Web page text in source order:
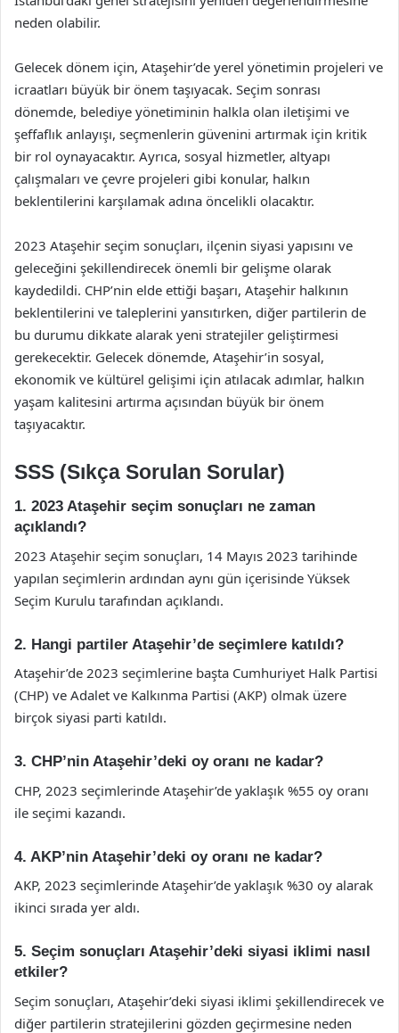
neden olabilir.
Gelecek dönem için, Ataşehir’de yerel yönetimin projeleri ve
icraatları büyük bir önem taşıyacak. Seçim sonrası
dönemde, belediye yönetiminin halkla olan iletişimi ve
şeffaflık anlayışı, seçmenlerin güvenini artırmak için kritik
bir rol oynayacaktır. Ayrıca, sosyal hizmetler, altyapı
çalışmaları ve çevre projeleri gibi konular, halkın
beklentilerini karşılamak adına öncelikli olacaktır.
2023 Ataşehir seçim sonuçları, ilçenin siyasi yapısını ve
geleceğini şekillendirecek önemli bir gelişme olarak
kaydedildi. CHP’nin elde ettiği başarı, Ataşehir halkının
beklentilerini ve taleplerini yansıtırken, diğer partilerin de
bu durumu dikkate alarak yeni stratejiler geliştirmesi
gerekecektir. Gelecek dönemde, Ataşehir’in sosyal,
ekonomik ve kültürel gelişimi için atılacak adımlar, halkın
yaşam kalitesini artırma açısından büyük bir önem
taşıyacaktır.
SSS (Sıkça Sorulan Sorular)
1. 2023 Ataşehir seçim sonuçları ne zaman
açıklandı?
2023 Ataşehir seçim sonuçları, 14 Mayıs 2023 tarihinde
yapılan seçimlerin ardından aynı gün içerisinde Yüksek
Seçim Kurulu tarafından açıklandı.
2. Hangi partiler Ataşehir’de seçimlere katıldı?
Ataşehir’de 2023 seçimlerine başta Cumhuriyet Halk Partisi
(CHP) ve Adalet ve Kalkınma Partisi (AKP) olmak üzere
birçok siyasi parti katıldı.
3. CHP’nin Ataşehir’deki oy oranı ne kadar?
CHP, 2023 seçimlerinde Ataşehir’de yaklaşık %55 oy oranı
ile seçimi kazandı.
4. AKP’nin Ataşehir’deki oy oranı ne kadar?
AKP, 2023 seçimlerinde Ataşehir’de yaklaşık %30 oy alarak
ikinci sırada yer aldı.
5. Seçim sonuçları Ataşehir’deki siyasi iklimi nasıl
etkiler?
Seçim sonuçları, Ataşehir’deki siyasi iklimi şekillendirecek ve
diğer partilerin stratejilerini gözden geçirmesine neden